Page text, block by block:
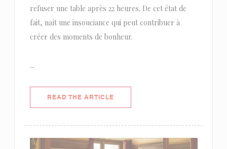
refuser une table après 22 heures. De cet état de
fait, naît une insouciance qui peut contribuer à
créer des moments de bonheur.
...
READ THE ARTICLE((OPENS IN A NEW WINDOW))